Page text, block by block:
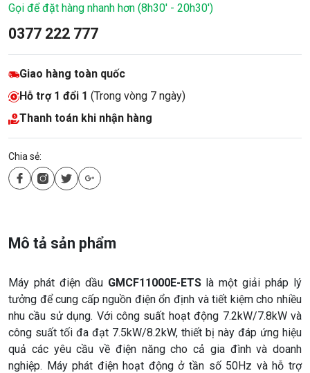
Gọi để đặt hàng nhanh hơn (8h30' - 20h30')
0377 222 777
Giao hàng toàn quốc
Hỗ trợ 1 đổi 1 (Trong vòng 7 ngày)
Thanh toán khi nhận hàng
Chia sẻ:
Mô tả sản phẩm
Máy phát điện dầu GMCF11000E-ETSlà một giải pháp lý
tưởng để cung cấp nguồn điện ổn định và tiết kiệm cho nhiều
nhu cầu sử dụng. Với công suất hoạt động 7.2kW/7.8kW và
công suất tối đa đạt 7.5kW/8.2kW, thiết bị này đáp ứng hiệu
quả các yêu cầu về điện năng cho cả gia đình và doanh
nghiệp. Máy phát điện hoạt động ở tần số 50Hz và hỗ trợ